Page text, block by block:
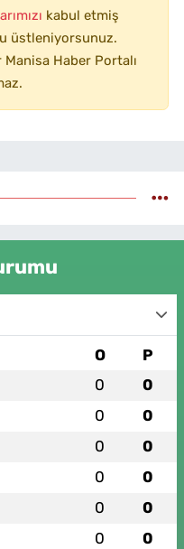
kabul etmiş
üstleniyorsunuz.
Haber Portalı
O P
0 0
0 0
0 0
0 0
0 0
0 0